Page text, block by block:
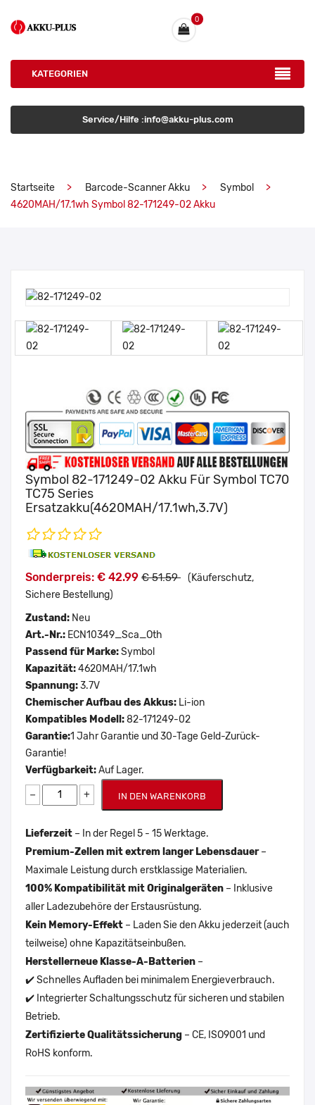
0
KATEGORIEN
Service/Hilfe :info@akku-plus.com
Startseite Barcode-Scanner Akku
Symbol
4620MAH/17.1wh Symbol 82-171249-02 Akku
Symbol 82-171249-02 Akku Für Symbol TC70
TC75 Series
Ersatzakku(4620MAH/17.1wh,3.7V)
Sonderpreis: € 42.99 € 51.59 (Käuferschutz,
Sichere Bestellung)
Zustand: Neu
Art.-Nr.: ECN10349_Sca_Oth
Passend für Marke:Symbol
Kapazität:4620MAH/17.1wh
Spannung:3.7V
Chemischer Aufbau des Akkus: Li-ion
Kompatibles Modell:82-171249-02
Garantie:1 Jahr Garantie und 30-Tage Geld-Zurück-
Garantie!
Verfügbarkeit:Auf Lager.
− + IN DEN WARENKORB
Lieferzeit – In der Regel 5 - 15 Werktage.
Premium-Zellen mit extrem langer Lebensdauer–
Maximale Leistung durch erstklassige Materialien.
100% Kompatibilität mit Originalgeräten – Inklusive
aller Ladezubehöre der Erstausrüstung.
Kein Memory-Effekt – Laden Sie den Akku jederzeit (auch
teilweise) ohne Kapazitätseinbußen.
Herstellerneue Klasse-A-Batterien –
✔️ Schnelles Aufladen bei minimalem Energieverbrauch.
✔️ Integrierter Schaltungsschutz für sicheren und stabilen
Betrieb.
Zertifizierte Qualitätssicherung – CE, ISO9001 und
RoHS konform.